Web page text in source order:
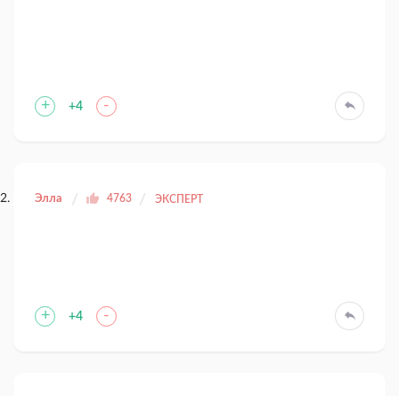
+ +4 -
Элла 4763 ЭКСПЕРТ
+ +4 -